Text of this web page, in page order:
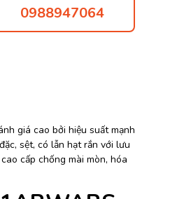
0988947064
giá cao bởi hiệu suất mạnh
sệt, có lẫn hạt rắn với lưu
cấp chống mài mòn, hóa